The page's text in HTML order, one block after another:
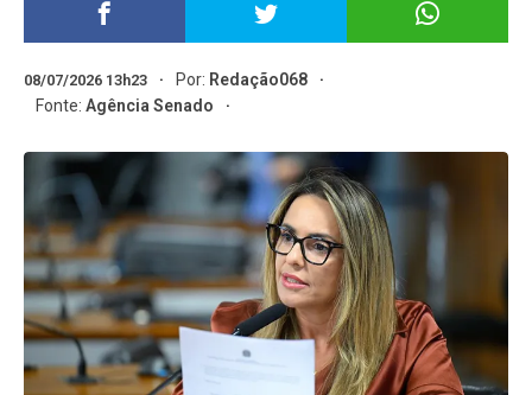
08/07/2026 13h23 Por: Redação068
Fonte:Agência Senado